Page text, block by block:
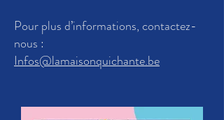
Pour plus d’informations, contactez-
nous :
Infos@lamaisonquichante.be